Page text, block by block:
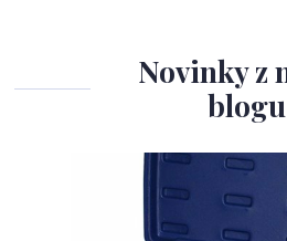
Novinky z
blogu